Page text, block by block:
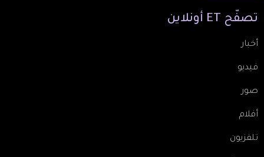
تصفّح ET أونلاين
أخبار
فيديو
صور
أفلام
تلفزيون